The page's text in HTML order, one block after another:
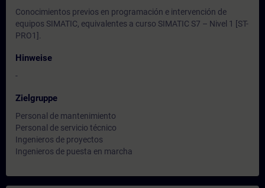
Conocimientos previos en programación e intervención de
equipos SIMATIC, equivalentes a curso SIMATIC S7 – Nivel 1 [ST-
PRO1].
Hinweise
-
Zielgruppe
Personal de mantenimiento
Personal de servicio técnico
Ingenieros de proyectos
Ingenieros de puesta en marcha